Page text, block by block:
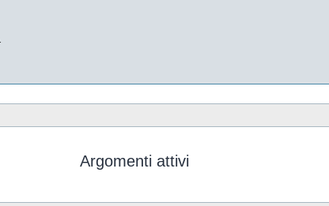
Argomenti attivi